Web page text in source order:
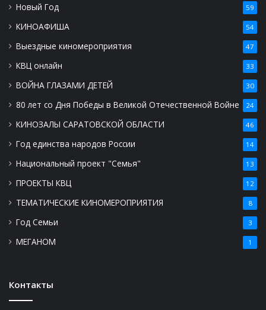
Новый Год 59
КИНОАФИША 54
Выездные киномероприятия 47
КВЦ онлайн 33
ВОЙНА ГЛАЗАМИ ДЕТЕЙ 30
80 лет со Дня Победы в Великой Отечественной Войне 24
КИНОЗАЛЫ САРАТОВСКОЙ ОБЛАСТИ 46
Год единства народов России 14
Национальный проект "Семья" 13
ПРОЕКТЫ КВЦ 12
ТЕМАТИЧЕСКИЕ КИНОМЕРОПРИЯТИЯ 8
Год Семьи 3
МЕГАНОМ 1
Контакты